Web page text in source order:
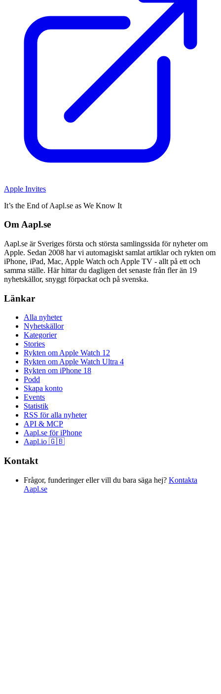
Apple Invites
It’s the End of Aapl.se as We Know It
Om Aapl.se
Aapl.se är Sveriges första och största samlingssida för nyheter om
Apple. Sedan 2008 har vi automagiskt samlat artiklar och rykten om
iPhone, iPad, Mac, Apple Watch och Apple TV - allt på ett och
samma ställe. Här hittar du dagligen det senaste från fler än 19
nyhetskällor, snyggt förpackat och på svenska.
Länkar
Alla nyheter
Nyhetskällor
Kategorier
Stories
Rykten om Apple Watch 12
Rykten om Apple Watch Ultra 4
Rykten om iPhone 18
Podd
Skapa konto
Events
Statistik
RSS för alla nyheter
API & MCP
Aapl.se för iPhone
Aapl.io 🇬🇧
Kontakt
Frågor, funderinger eller vill du bara säga hej? Kontakta
Aapl.se